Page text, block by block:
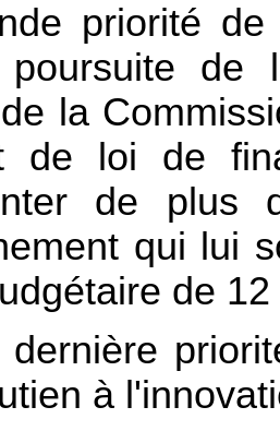
priorité
de
la
de loi de
de
qui lui
de
dernière
à